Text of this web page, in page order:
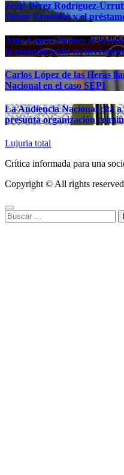
Jesús Pérez Rodríguez-
Tubos Reunidos y el
Aldo López-Tirone: el
la comunicación en
Carlos López de las Heras
Nacional en el caso SEPI
La Audiencia Nacional cita
presunta organización
Lujuria total
Crítica informada para una
Copyright © All rights reserved
Buscar: